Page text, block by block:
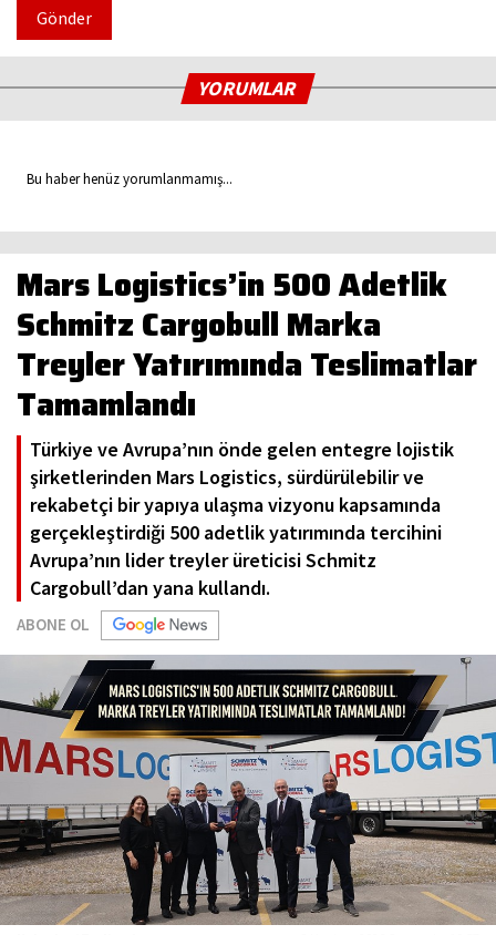
Gönder
YORUMLAR
Bu haber henüz yorumlanmamış...
Mars Logistics’in 500 Adetlik
Schmitz Cargobull Marka
Treyler Yatırımında Teslimatlar
Tamamlandı
Türkiye ve Avrupa’nın önde gelen entegre lojistik
şirketlerinden Mars Logistics, sürdürülebilir ve
rekabetçi bir yapıya ulaşma vizyonu kapsamında
gerçekleştirdiği 500 adetlik yatırımında tercihini
Avrupa’nın lider treyler üreticisi Schmitz
Cargobull’dan yana kullandı.
ABONE OL